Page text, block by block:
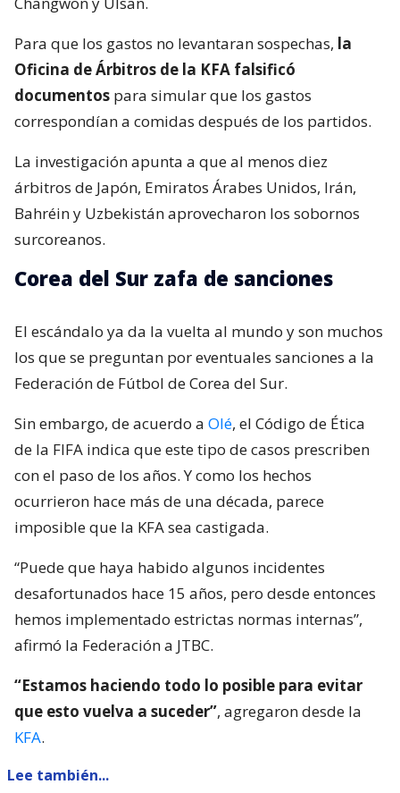
Para que los gastos no levantaran sospechas, la
Oficina de Árbitros de la KFA falsificó
documentos para simular que los gastos
correspondían a comidas después de los partidos.
La investigación apunta a que al menos diez
árbitros de Japón, Emiratos Árabes Unidos, Irán,
Bahréin y Uzbekistán aprovecharon los sobornos
surcoreanos.
Corea del Sur zafa de sanciones
El escándalo ya da la vuelta al mundo y son muchos
los que se preguntan por eventuales sanciones a la
Federación de Fútbol de Corea del Sur.
Sin embargo, de acuerdo a Olé, el Código de Ética
de la FIFA indica que este tipo de casos prescriben
con el paso de los años. Y como los hechos
ocurrieron hace más de una década, parece
imposible que la KFA sea castigada.
“Puede que haya habido algunos incidentes
desafortunados hace 15 años, pero desde entonces
hemos implementado estrictas normas internas”,
afirmó la Federación a JTBC.
“Estamos haciendo todo lo posible para evitar
que esto vuelva a suceder”, agregaron desde la
KFA.
Lee también...